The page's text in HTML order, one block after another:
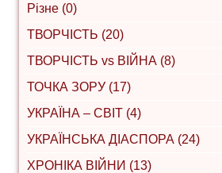
Різне (0)
ТВОРЧІСТЬ (20)
ТВОРЧІСТЬ vs ВІЙНА (8)
ТОЧКА ЗОРУ (17)
УКРАЇНА – СВІТ (4)
УКРАЇНСЬКА ДІАСПОРА (24)
ХРОНІКА ВІЙНИ (13)